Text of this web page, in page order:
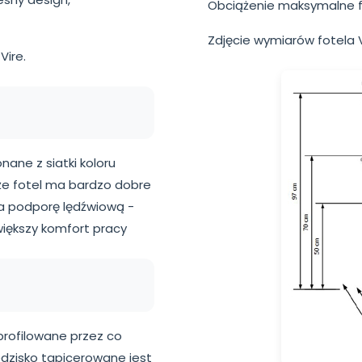
z siatki koloru
fotel ma bardzo dobre
podporę lędźwiową -
komfort pracy
przez co
tapicerowane jest
Obciążenie maksymalne
Zdjęcie wymiarów fotela